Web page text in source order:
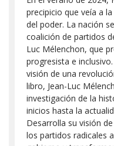
precipicio que veía a
del poder. La nación
coalición de partidos
Luc Mélenchon, que
progresista e
visión de una
libro, Jean-Luc
investigación de la
inicios hasta la
Desarrolla su visión
los partidos radicales